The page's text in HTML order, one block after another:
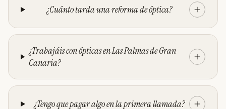
¿Cuánto tarda una reforma de óptica?
¿Trabajáis con ópticas en Las Palmas de Gran
Canaria?
¿Tengo que pagar algo en la primera llamada?